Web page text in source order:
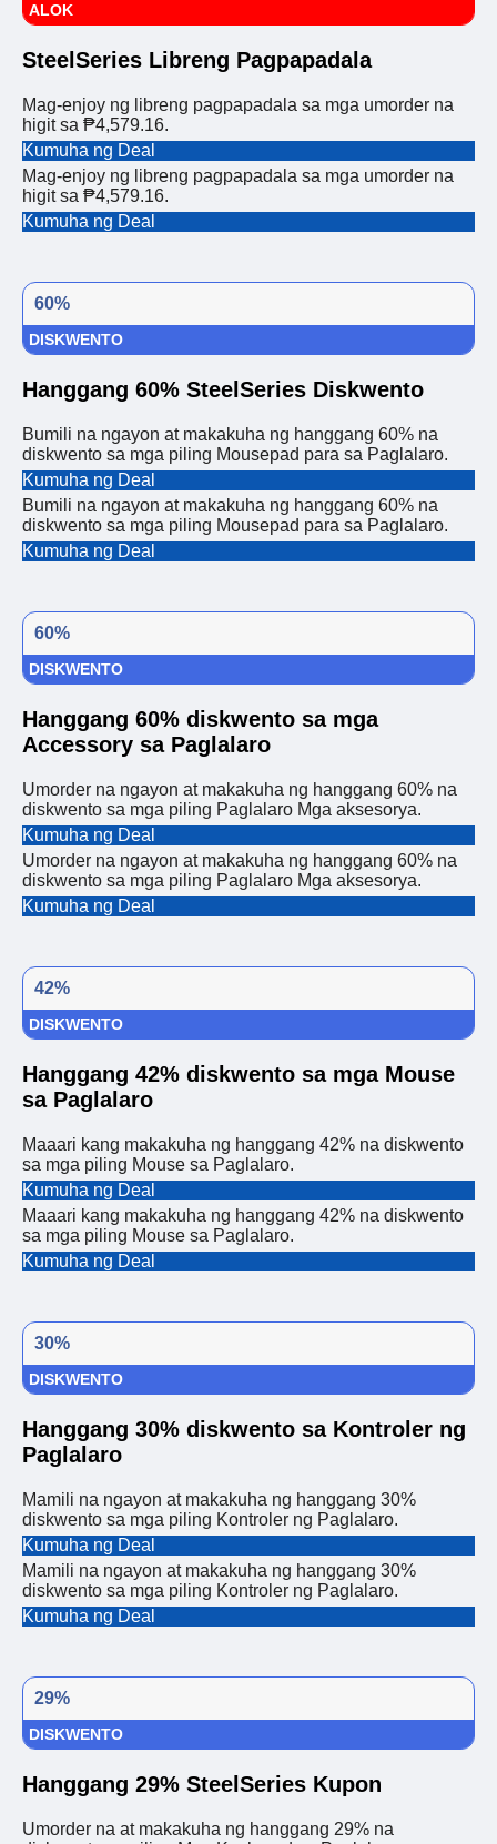
ALOK
SteelSeries Libreng Pagpapadala
Mag-enjoy ng libreng pagpapadala sa mga umorder na
higit sa ₱4,579.16.
Kumuha ng Deal
Mag-enjoy ng libreng pagpapadala sa mga umorder na
higit sa ₱4,579.16.
Kumuha ng Deal
60%
DISKWENTO
Hanggang 60% SteelSeries Diskwento
Bumili na ngayon at makakuha ng hanggang 60% na
diskwento sa mga piling Mousepad para sa Paglalaro.
Kumuha ng Deal
Bumili na ngayon at makakuha ng hanggang 60% na
diskwento sa mga piling Mousepad para sa Paglalaro.
Kumuha ng Deal
60%
DISKWENTO
Hanggang 60% diskwento sa mga
Accessory sa Paglalaro
Umorder na ngayon at makakuha ng hanggang 60% na
diskwento sa mga piling Paglalaro Mga aksesorya.
Kumuha ng Deal
Umorder na ngayon at makakuha ng hanggang 60% na
diskwento sa mga piling Paglalaro Mga aksesorya.
Kumuha ng Deal
42%
DISKWENTO
Hanggang 42% diskwento sa mga Mouse
sa Paglalaro
Maaari kang makakuha ng hanggang 42% na diskwento
sa mga piling Mouse sa Paglalaro.
Kumuha ng Deal
Maaari kang makakuha ng hanggang 42% na diskwento
sa mga piling Mouse sa Paglalaro.
Kumuha ng Deal
30%
DISKWENTO
Hanggang 30% diskwento sa Kontroler ng
Paglalaro
Mamili na ngayon at makakuha ng hanggang 30%
diskwento sa mga piling Kontroler ng Paglalaro.
Kumuha ng Deal
Mamili na ngayon at makakuha ng hanggang 30%
diskwento sa mga piling Kontroler ng Paglalaro.
Kumuha ng Deal
29%
DISKWENTO
Hanggang 29% SteelSeries Kupon
Umorder na at makakuha ng hanggang 29% na